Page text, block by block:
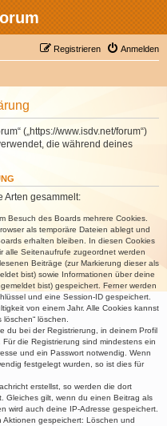
Anmelden
Registrieren
(„https://www.isdv.net/forum“)
die während deines
Arten gesammelt:
Besuch des Boards mehrere Cookies.
als temporäre Dateien ablegt und
erhalten bleiben. In diesen Cookies
alle Seitenaufrufe zugeordnet werden
Beiträge (zur Markierung dieser als
bist) sowie Informationen über deine
bist) gespeichert. Ferner werden
und eine Session-ID gespeichert.
von einem Jahr. Alle Cookies kannst
löschen“ löschen.
du bei der Registrierung, in deinem Profil
die Registrierung sind mindestens ein
und ein Passwort notwendig. Wenn
festgelegt wurden, so ist dies für
erstellst, so werden die dort
Gleiches gilt, wenn du einen Beitrag als
wird auch deine IP-Adresse gespeichert.
Aktionen gespeichert: Löschen und